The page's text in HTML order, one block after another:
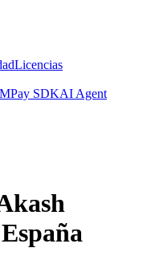
Licencias
Pay SDKAI Agent